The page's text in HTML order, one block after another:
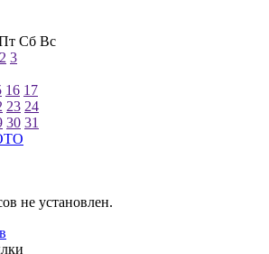
Сб Вс
2 3
16 17
23 24
30 31
не установлен.